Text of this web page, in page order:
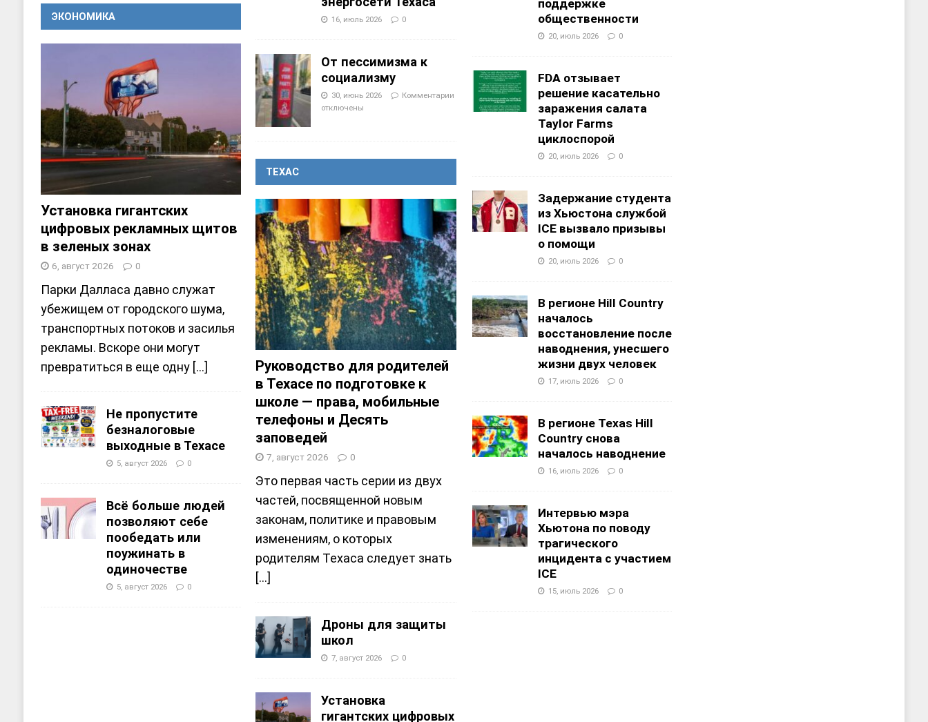
ЭКОНОМИКА
Установка гигантских
цифровых рекламных щитов
в зеленых зонах
6, август 2026 0
Парки Далласа давно служат
убежищем от городского шума,
транспортных потоков и засилья
рекламы. Вскоре они могут
превратиться в еще одну [...]
Не пропустите
безналоговые
выходные в Техасе
5, август 2026 0
Всё больше людей
позволяют себе
пообедать или
поужинать в
одиночестве
5, август 2026 0
16, июль 2026 0
От пессимизма к
социализму
30, июнь 2026
Комментарии
отключены
ТЕХАС
Руководство для родителей
в Техасе по подготовке к
школе — права, мобильные
телефоны и Десять
заповедей
7, август 2026 0
Это первая часть серии из двух
частей, посвященной новым
законам, политике и правовым
изменениям, о которых
родителям Техаса следует знать
[...]
Дроны для защиты
школ
7, август 2026 0
Установка
гигантских цифровых
поддержке
общественности
20, июль 2026 0
FDA отзывает
решение касательно
заражения салата
Taylor Farms
циклоспорой
20, июль 2026 0
Задержание студента
из Хьюстона службой
ICE вызвало призывы
о помощи
20, июль 2026 0
В регионе Hill Country
началось
восстановление после
наводнения, унесшего
жизни двух человек
17, июль 2026 0
В регионе Texas Hill
Country снова
началось наводнение
16, июль 2026 0
Интервью мэра
Хьютона по поводу
трагического
инцидента с участием
ICE
15, июль 2026 0